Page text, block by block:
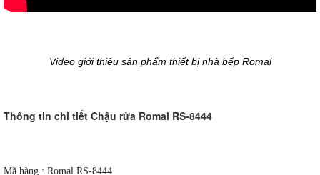
Video giới thiệu sản phẩm thiết bị nhà bếp Romal
Thông tin chi tiết Chậu rửa Romal RS-8444
Mã hàng : Romal RS-8444